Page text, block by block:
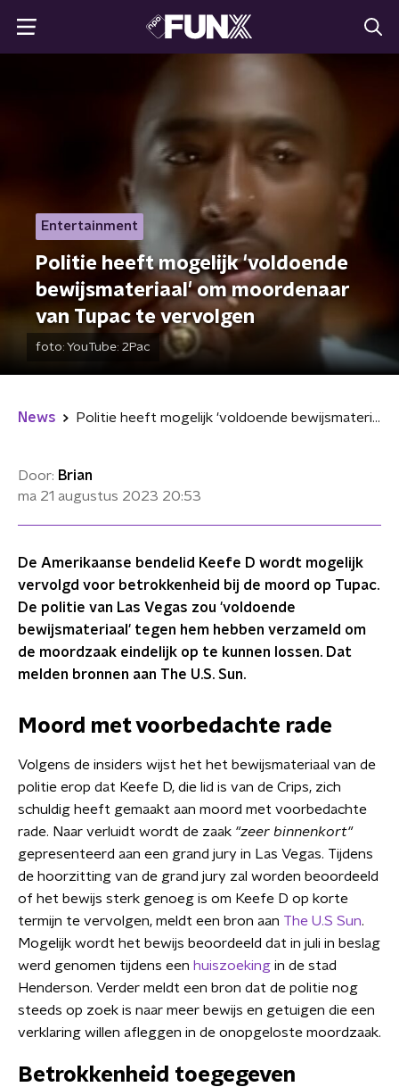
Entertainment
Politie heeft mogelijk 'voldoende
bewijsmateriaal' om moordenaar
van Tupac te vervolgen
foto: YouTube: 2Pac
News Politie heeft mogelijk 'voldoende bewijsmateriaal' om moordenaar van Tupac te vervolgen
Door: Brian
ma 21 augustus 2023 20:53
De Amerikaanse bendelid Keefe D wordt mogelijk
vervolgd voor betrokkenheid bij de moord op Tupac.
De politie van Las Vegas zou 'voldoende
bewijsmateriaal' tegen hem hebben verzameld om
de moordzaak eindelijk op te kunnen lossen. Dat
melden bronnen aan The U.S. Sun.
Moord met voorbedachte rade
Volgens de insiders wijst het het bewijsmateriaal van de
politie erop dat Keefe D, die lid is van de Crips, zich
schuldig heeft gemaakt aan moord met voorbedachte
rade. Naar verluidt wordt de zaak "zeer binnenkort"
gepresenteerd aan een grand jury in Las Vegas. Tijdens
de hoorzitting van de grand jury zal worden beoordeeld
of het bewijs sterk genoeg is om Keefe D op korte
termijn te vervolgen, meldt een bron aan The U.S Sun.
Mogelijk wordt het bewijs beoordeeld dat in juli in beslag
werd genomen tijdens een huiszoeking in de stad
Henderson. Verder meldt een bron dat de politie nog
steeds op zoek is naar meer bewijs en getuigen die een
verklaring willen afleggen in de onopgeloste moordzaak.
Betrokkenheid toegegeven